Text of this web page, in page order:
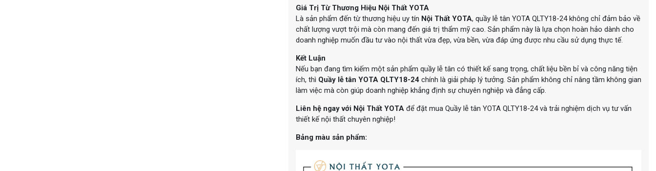
Giá Trị Từ Thương Hiệu Nội Thất YOTA
Là sản phẩm đến từ thương hiệu uy tín Nội Thất YOTA, quầy lễ tân YOTA QLTY18-24 không chỉ đảm bảo về
chất lượng vượt trội mà còn mang đến giá trị thẩm mỹ cao. Sản phẩm này là lựa chọn hoàn hảo dành cho
doanh nghiệp muốn đầu tư vào nội thất vừa đẹp, vừa bền, vừa đáp ứng được nhu cầu sử dụng thực tế.
Kết Luận
Nếu bạn đang tìm kiếm một sản phẩm quầy lễ tân có thiết kế sang trọng, chất liệu bền bỉ và công năng tiện
ích, thì Quầy lễ tân YOTA QLTY18-24 chính là giải pháp lý tưởng. Sản phẩm không chỉ nâng tầm không gian
làm việc mà còn giúp doanh nghiệp khẳng định sự chuyên nghiệp và đẳng cấp.
Liên hệ ngay với Nội Thất YOTA để đặt mua Quầy lễ tân YOTA QLTY18-24 và trải nghiệm dịch vụ tư vấn
thiết kế nội thất chuyên nghiệp!
Bảng màu sản phẩm: